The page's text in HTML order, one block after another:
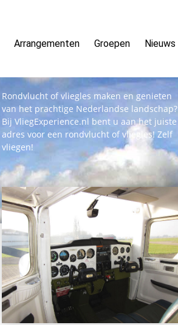
Arrangementen Groepen
Nieuws
Rondvlucht of vliegles maken en genieten
van het prachtige Nederlandse landschap?
Bij VliegExperience.nl bent u aan het juiste
adres voor een rondvlucht of vliegles! Zelf
vliegen!